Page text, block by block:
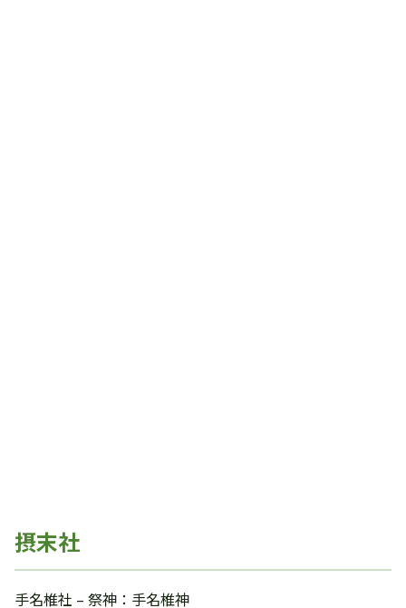
摂末社
手名椎社 – 祭神：手名椎神